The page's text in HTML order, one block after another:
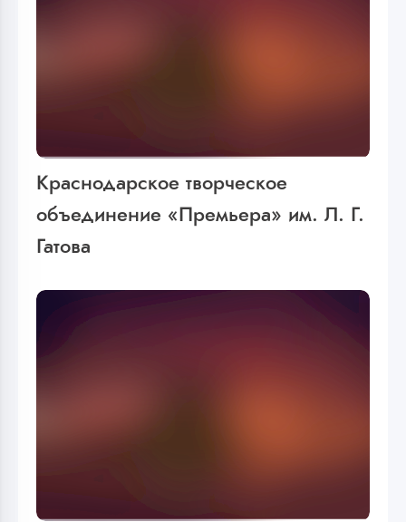
Краснодарское творческое
объединение «Премьера» им. Л. Г.
Гатова